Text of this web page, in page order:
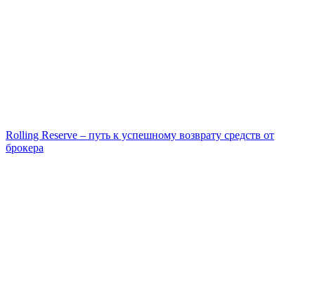
Rolling Reserve – путь к успешному возврату средств от
брокера